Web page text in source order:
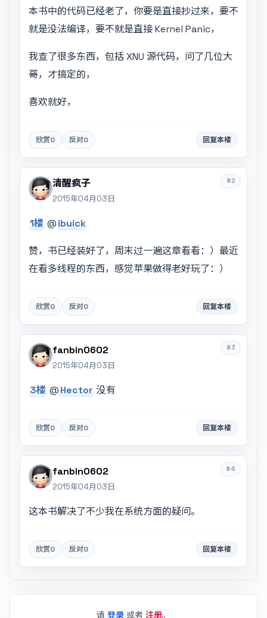
本书中的代码已经老了，你要是直接抄过来，要不
就是没法编译，要不就是直接 Kernel Panic，
我查了很多东西，包括 XNU 源代码，问了几位大
哥，才搞定的，
喜欢就好，
欣赏0 反对0 回复本楼
#2
清醒疯子
2015年04月03日
1楼 @ibuick
赞，书已经装好了，周末过一遍这章看看：）最近
在看多线程的东西，感觉苹果做得老好玩了：）
欣赏0 反对0 回复本楼
#3
fanbin0602
2015年04月03日
3楼 @Hector 没有
欣赏0 反对0 回复本楼
#4
fanbin0602
2015年04月03日
这本书解决了不少我在系统方面的疑问。
欣赏0 反对0 回复本楼
请 登录 或者 注册。